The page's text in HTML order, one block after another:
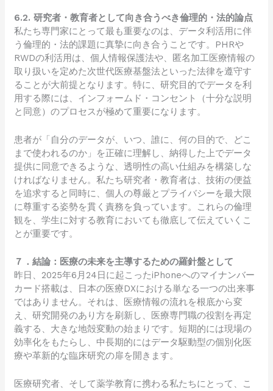
6.2. 研究者・教育者として向き合うべき倫理的・法的論点
私たち専門家にとって最も重要なのは、データ利活用に伴
う倫理的・法的課題に真摯に向き合うことです。PHRや
RWDの利活用は、個人情報保護法や、匿名加工医療情報の
取り扱いを定めた次世代医療基盤法といった法律を遵守す
ることが大前提となります。特に、研究目的でデータを利
用する際には、インフォームド・コンセント（十分な説明
と同意）のプロセスが極めて重要になります。
患者が「自分のデータが、いつ、誰に、何の目的で、どこ
まで使われるのか」を正確に理解し、納得した上でデータ
提供に同意できるような、透明性の高い仕組みを構築しな
ければなりません。私たち研究者・教育者は、技術の便益
を追求すると同時に、個人の尊厳とプライバシーを最大限
に尊重する姿勢を貫く責務を負っています。これらの倫理
観を、学生に対する教育においても徹底して伝えていくこ
とが重要です。
７．結論：医療の未来を主導するための羅針盤として
昨日、2025年6月24日に起こったiPhoneへのマイナンバー
カード搭載は、日本の医療DXにおける単なる一つの出来事
ではありません。それは、医療情報の流れを根底から変
え、研究開発のあり方を刷新し、医療専門職の役割を再定
義する、大きな地殻変動の始まりです。短期的には現場の
効率化をもたらし、中長期的にはデータ駆動型の個別化医
療や革新的な臨床研究の扉を開きます。
医療研究者、そして薬学教育に携わる私たちにとって、こ